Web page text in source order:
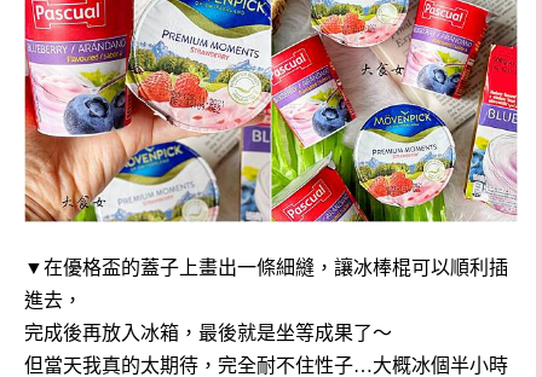
▼在優格盃的蓋子上畫出一條細縫，讓冰棒棍可以順利插
進去，
完成後再放入冰箱，最後就是坐等成果了～
但當天我真的太期待，完全耐不住性子…大概冰個半小時